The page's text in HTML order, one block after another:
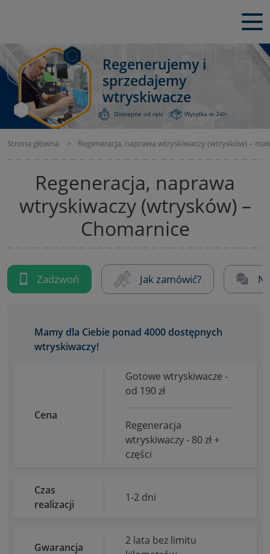
Regenerujemy i
sprzedajemy
wtryskiwacze
Dostępne od ręki Wysyłka w 24h
Strona główna Regeneracja, naprawa wtryskiwaczy (wtrysków) –
Regeneracja, naprawa
wtryskiwaczy (wtrysków) –
Chomarnice
Zadzwoń Jak zamówić?
Mamy dla Ciebie ponad 4000 dostępnych
wtryskiwaczy!
Cena
Gotowe wtryskiwacze -
od 190 zł
Regeneracja
wtryskiwaczy - 80 zł +
części
Czas
realizacji
1-2 dni
Gwarancja
2 lata bez limitu